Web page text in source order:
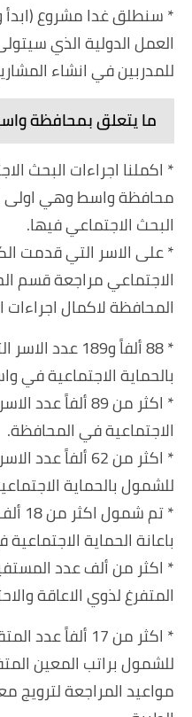
* سنطلق غدا مشروع
العمل الدولية الذي
للمدربين في انشاء
ما يتعلق بمحافظة
* اكملنا اجراءات البحث
محافظة واسط وهي اولى
البحث الاجتماعي فيها.
* على الاسر التي قدمت
الاجتماعي مراجعة قسم
المحافظة لاكمال اجراءات
* 88 ألفاً و189
بالحماية الاجتماعية في
* اكثر من 89
الاجتماعية في المحافظة.
* اكثر من 62
للشمول بالحماية
*
باعانة الحماية
* اكثر من ألف عدد
المتفرغ لذوي الاعاقة
* اكثر من 17
للشمول براتب المعين
مواعيد المراجعة لترويج